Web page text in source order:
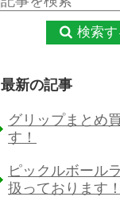
検索す
最新の記事
グリップまとめ
す！
ピックルボール
扱っております！